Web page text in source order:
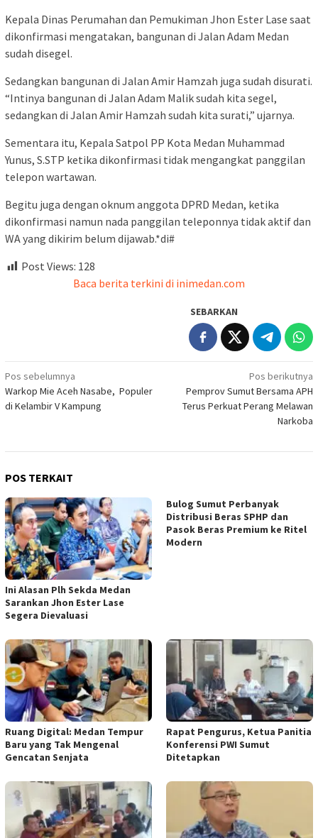
Kepala Dinas Perumahan dan Pemukiman Jhon Ester Lase saat
dikonfirmasi mengatakan, bangunan di Jalan Adam Medan
sudah disegel.
Sedangkan bangunan di Jalan Amir Hamzah juga sudah disurati.
“Intinya bangunan di Jalan Adam Malik sudah kita segel,
sedangkan di Jalan Amir Hamzah sudah kita surati,” ujarnya.
Sementara itu, Kepala Satpol PP Kota Medan Muhammad
Yunus, S.STP ketika dikonfirmasi tidak mengangkat panggilan
telepon wartawan.
Begitu juga dengan oknum anggota DPRD Medan, ketika
dikonfirmasi namun nada panggilan teleponnya tidak aktif dan
WA yang dikirim belum dijawab.*di#
Post Views: 128
Baca berita terkini di inimedan.com
SEBARKAN
Navigasi
pos
Pos sebelumnya
Warkop Mie Aceh Nasabe, Populer
di Kelambir V Kampung
Pos berikutnya
Pemprov Sumut Bersama APH
Terus Perkuat Perang Melawan
Narkoba
POS TERKAIT
Ini Alasan Plh Sekda Medan
Sarankan Jhon Ester Lase
Segera Dievaluasi
Bulog Sumut Perbanyak
Distribusi Beras SPHP dan
Pasok Beras Premium ke Ritel
Modern
Ruang Digital: Medan Tempur
Baru yang Tak Mengenal
Gencatan Senjata
Rapat Pengurus, Ketua Panitia
Konferensi PWI Sumut
Ditetapkan